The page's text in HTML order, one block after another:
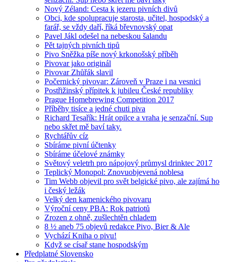
Nový Zéland: Cesta k jezeru pivních divů
Obci, kde spolupracuje starosta, učitel, hospodský a
farář, se vždy daří, říká břevnovský opat
Pavel Jákl odešel na nebeskou šalandu
Pět tajných pivních tipů
Pivo Sněžka píše nový krkonošský příběh
Pivovar jako originál
Pivovar Zhůřák slavil
Počernický pivovar: Zároveň v Praze i na vesnici
Postřižinský přípitek k jubileu České republiky
Prague Homebrewing Competition 2017
Příběhy tisíce a jedné chuti piva
Richard Tesařík: Hrát opilce a vraha je senzační. Sup
nebo skřet mě baví taky.
Rychtářův cíz
Sbíráme pivní účtenky
Sbíráme účelové známky
Světový veletrh pro nápojový průmysl drinktec 2017
Teplický Monopol: Znovuobjevená noblesa
Tim Webb objevil pro svět belgické pivo, ale zajímá ho
i český ležák
Velký den kamenického pivovaru
Výroční ceny PBA: Rok patriotů
Zrozen z ohně, zušlechtěn chladem
8 ½ aneb 75 objevů redakce Pivo, Bier & Ale
Vychází Kniha o pivu!
Když se císař stane hospodským
Předplatné Slovensko